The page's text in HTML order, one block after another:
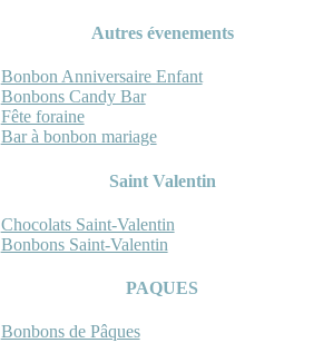
Autres évenements
Bonbon Anniversaire Enfant
Bonbons Candy Bar
Fête foraine
Bar à bonbon mariage
Saint Valentin
Chocolats Saint-Valentin
Bonbons Saint-Valentin
PAQUES
Bonbons de Pâques